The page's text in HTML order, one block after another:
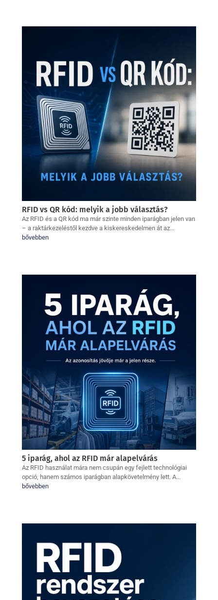
RFID vs QR kód: melyik a jobb választás?
Az RFID és a QR kód ma már szinte minden iparágban jelen van
– a raktárkezeléstől kezdve a kiskereskedelmen át az...
bővebben
5 iparág, ahol az RFID már alapelvárás
Az RFID használat mára nem csupán egy fejlett technológiai
opció, hanem számos iparágban alapkövetelmény lett. A...
bővebben